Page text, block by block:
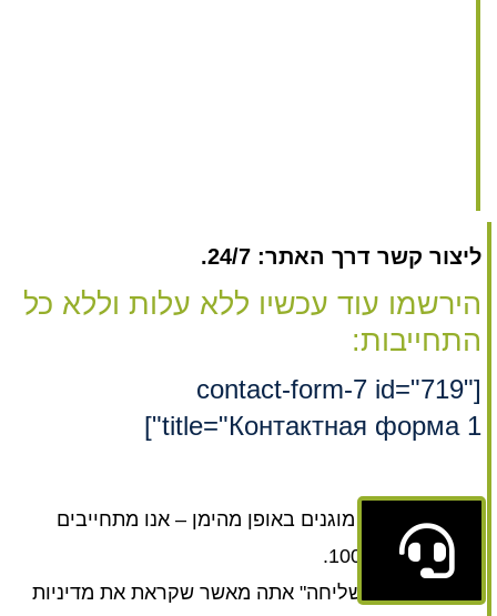
ליצור קשר דרך האתר: 24/7.
הירשמו עוד עכשיו ללא עלות וללא כל
התחייבות:
[contact-form-7 id="719"
title="Контактная форма 1"]
* הנתונים שלך מוגנים באופן מהימן – אנו מתחייבים
לסודיות של 100%.
* בלחיצה על "שליחה" אתה מאשר שקראת את מדיניות